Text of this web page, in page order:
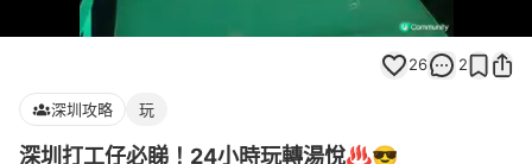
100.00%
26 2
深圳攻略 玩
深圳打工仔必睇！24小時玩轉湯悅♨️😎